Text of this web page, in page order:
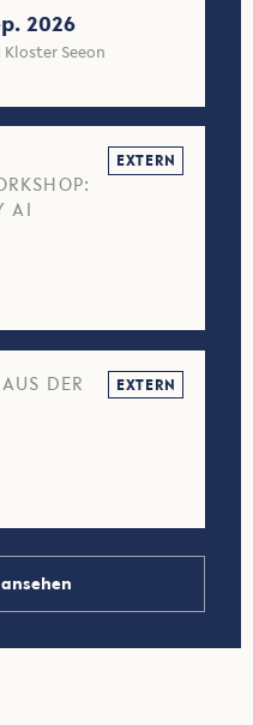
2026
Seeon
AI
EXTERN
DER
EXTERN